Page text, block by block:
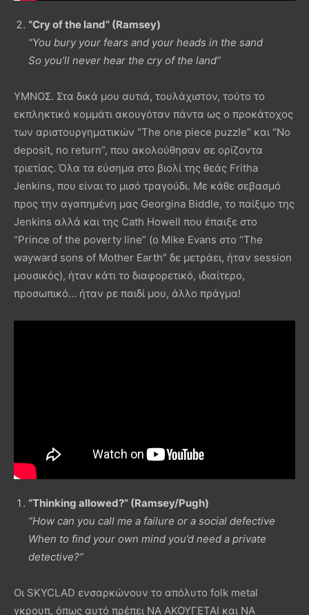
“Cry of the land” (Ramsey)
“You bury your fears and your heads in the sand
So you’ll never hear the cry of the land”
ΥΜΝΟΣ. Στα δικά μου αυτιά, τουλάχιστον, τούτο το
εκπληκτικό κομμάτι ακουγόταν πάντα ως ο προκάτοχος
των αριστουργηματικών “The one piece puzzle” και “No
deposit, no return”, που ακολούθησαν σε ορίζοντα
τριετίας. Όλα τα εύσημα στο βιολί της θεάς Fritha
Jenkins, που είναι το μισό τραγούδι. Με κάθε σεβασμό
προς την αγαπημένη μας Georgina Biddle, το παίξιμο της
Jenkins αλλά και της Cath Howell που έπαιξε στο
“Prince of the poverty line” (ο Mike Evans στο “The
wayward sons of Mother Earth” δε μετράει, ήταν session
μουσικός), ήταν κάτι το διαφορετικό, ιδιαίτερο,
προσωπικό… ήταν ρε παιδί μου, άλλο πράγμα!
“Thinking allowed?” (Ramsey/Pugh)
“How can you call me a failure or a social defective
When to find your own mind you’d need a private
detective?”
Οι SKYCLAD ενσαρκώνουν το απόλυτο folk metal
γκρουπ, όπως αυτό πρέπει ΝΑ ΑΚΟΥΓΕΤΑΙ και ΝΑ